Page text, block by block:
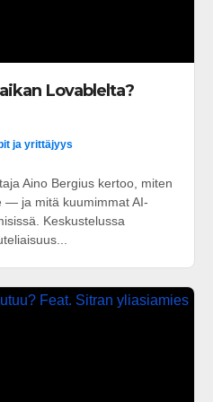
Lovablelta?
ja yrittäjyys
Aino Bergius kertoo, miten
— ja mitä kuumimmat AI-
Keskustelussa